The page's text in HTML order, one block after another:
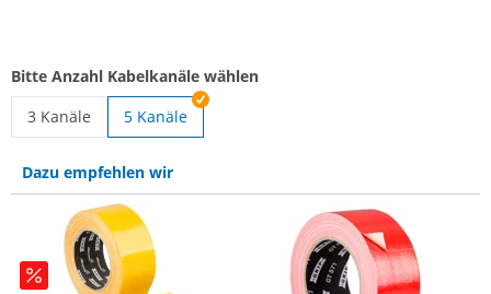
Bitte Anzahl Kabelkanäle wählen
3 Kanäle
5 Kanäle
Dazu empfehlen wir